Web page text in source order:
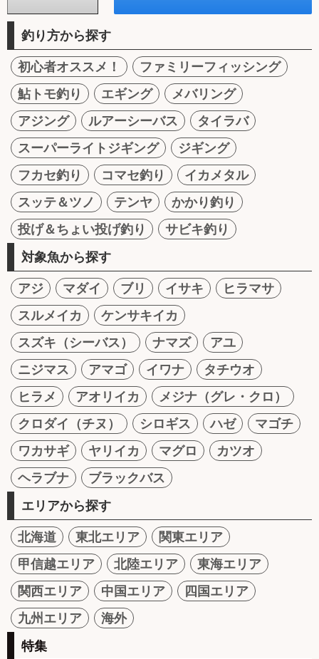
釣り方から探す
初心者オススメ！
ファミリーフィッシング
鮎トモ釣り
エギング
メバリング
アジング
ルアーシーバス
タイラバ
スーパーライトジギング
ジギング
フカセ釣り
コマセ釣り
イカメタル
スッテ＆ツノ
テンヤ
かかり釣り
投げ＆ちょい投げ釣り
サビキ釣り
対象魚から探す
アジ マダイ ブリ イサキ
ヒラマサ
スルメイカ
ケンサキイカ
スズキ（シーバス）
ナマズ
アユ
ニジマス
アマゴ イワナ
タチウオ
ヒラメ
アオリイカ
メジナ（グレ・クロ）
クロダイ（チヌ）
シロギス ハゼ
マゴチ
ワカサギ
ヤリイカ マグロ
カツオ
ヘラブナ
ブラックバス
エリアから探す
北海道 東北エリア
関東エリア
甲信越エリア
北陸エリア
東海エリア
関西エリア
中国エリア
四国エリア
九州エリア
海外
特集